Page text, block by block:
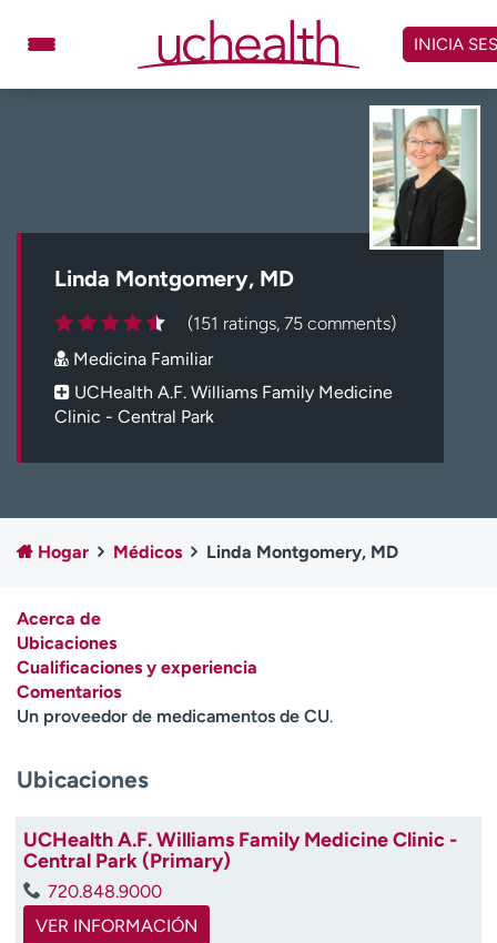
contenido
Especialidades
Programar cita
Facturación y precios
Carreras
Inicie sesión en My Health Connection
Acerca de UCHealth
Clases y eventos
Empleados
Profesionales
Contáctenos
A
y
d
a
e
a
e
n
INICIA
Linda Montgomery, MD
(151 ratings, 75 comments)
Medicina Familiar
UCHealth A.F. Williams Family Medicine
Clinic - Central Park
Hogar Médicos Linda Montgomery, MD
Acerca de
Ubicaciones
Cualificaciones y experiencia
Comentarios
Un proveedor de medicamentos de CU.
Ubicaciones
UCHealth A.F. Williams Family Medicine Clinic -
Central Park (Primary)
720.848.9000
VER INFORMACIÓN